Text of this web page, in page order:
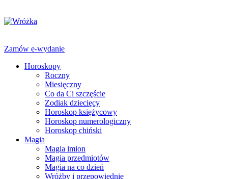
Zamów e-wydanie
Horoskopy
Roczny
Miesięczny
Co da Ci szczęście
Zodiak dziecięcy
Horoskop księżycowy
Horoskop numerologiczny
Horoskop chiński
Magia
Magia imion
Magia przedmiotów
Magia na co dzień
Wróżby i przepowiednie